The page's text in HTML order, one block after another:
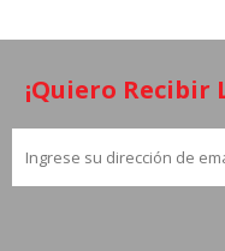
¡Quiero Recibir